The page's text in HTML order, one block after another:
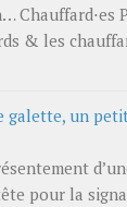
Chauffard⋅es
& les
galette, un
pour la